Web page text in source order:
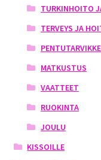
TURKINHOITO
TERVEYS JA
MATKUSTUS
VAATTEET
RUOKINTA
JOULU
KISSOILLE